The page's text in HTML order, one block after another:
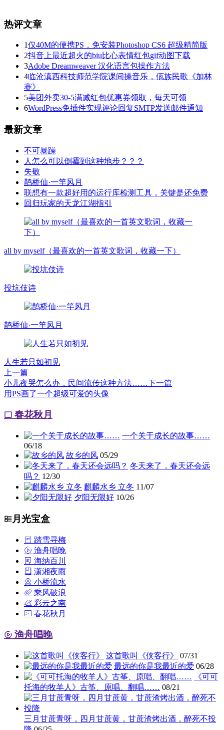
热评文章
1仅40M的便携PS，免安装Photoshop CS6 超级精简版
2抖音上最近超火的biu比心表情红包gif动图下载
3Adobe Dreamweaver 汉化语言包操作方法
4临沧滇西科技师范学院课间操音乐，佤族民歌《加林
赛》
5美团外卖30-5满减红包优惠券领取，每天可领
6WordPress免插件实现评论回复SMTP发送邮件通知
最新文章
不可暴躁
人怎么可以倒霉到这种地步？？？
失敬
鹊桥仙·一竿风月
联想有一款超好用的运行库检测工具，关键是还免费
回归玩家的天龙江湖指引
all by myself（最喜欢的一首英文歌词，收藏一下）
投坑伎诗
鹊桥仙·一竿风月
人生若只如初见
上一篇
小儿夜哭怎么办，民间流传这种方法……下一篇
用PS画了一个超级可爱的头像
春花秋月
一个关于成长的故事……
06/18
故乡的风 05/29
冬天来了，春天还会远
吗？ 12/30
麒麟水乡 立冬 11/07
夕阳无限好 10/26
月光宝盒
踏雪寻梅
渔舟唱晚
海纳百川
潇湘夜雨
小桥流水
乘风破浪
彩云之南
春花秋月
渔舟唱晚
这首歌叫《侠客行》
07/31
最远的你是我最近的爱 06/28
《可可
托海的牧羊人》古筝、原唱、翻唱…… 08/21
三月甘蔗青呀，四月甘蔗黄，甘蔗渣烤出酒，醉死不投